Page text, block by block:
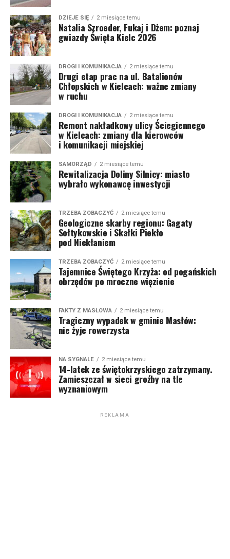
DZIEJE SIĘ 2 miesiące temu
Natalia Szroeder, Fukaj i Dżem: poznaj
gwiazdy Święta Kielc 2026
DROGI I KOMUNIKACJA 2 miesiące temu
Drugi etap prac na ul. Batalionów
Chłopskich w Kielcach: ważne zmiany
w ruchu
DROGI I KOMUNIKACJA 2 miesiące temu
Remont nakładkowy ulicy Ściegiennego
w Kielcach: zmiany dla kierowców
i komunikacji miejskiej
SAMORZĄD 2 miesiące temu
Rewitalizacja Doliny Silnicy: miasto
wybrało wykonawcę inwestycji
TRZEBA ZOBACZYĆ 2 miesiące temu
Geologiczne skarby regionu: Gagaty
Sołtykowskie i Skałki Piekło
pod Niekłaniem
TRZEBA ZOBACZYĆ 2 miesiące temu
Tajemnice Świętego Krzyża: od pogańskich
obrzędów po mroczne więzienie
FAKTY Z MASŁOWA 2 miesiące temu
Tragiczny wypadek w gminie Masłów:
nie żyje rowerzysta
NA SYGNALE 2 miesiące temu
14-latek ze świętokrzyskiego zatrzymany.
Zamieszczał w sieci groźby na tle
wyznaniowym
REKLAMA